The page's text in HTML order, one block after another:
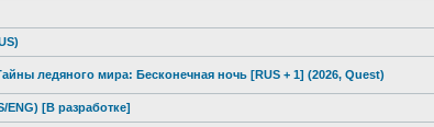
ледяного мира: Бесконечная ночь [RUS + 1] (2026, Quest)
ENG) [В разработке]